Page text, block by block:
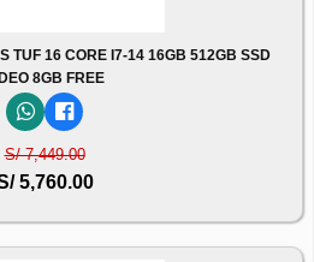
TUF 16 CORE I7-14 16GB 512GB SSD
8GB FREE
S/ 7,449.00
5,760.00